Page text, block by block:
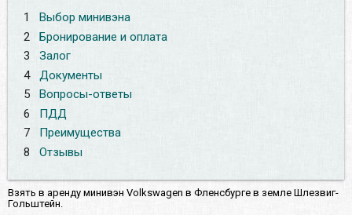
1
Выбор минивэна
2
Бронирование и оплата
3
Залог
4
Документы
5
Вопросы-ответы
6
ПДД
7
Преимущества
8
Отзывы
Взять в аренду минивэн Volkswagen в Фленсбурге в земле Шлезвиг-
Гольштейн.